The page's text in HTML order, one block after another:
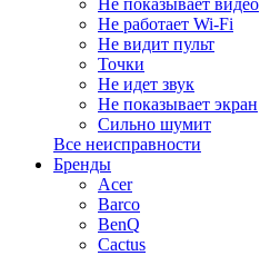
Не работает Wi-Fi
Не видит пульт
Точки
Не идет звук
Не показывает экран
Сильно шумит
Все неисправности
Бренды
Acer
Barco
BenQ
Cactus